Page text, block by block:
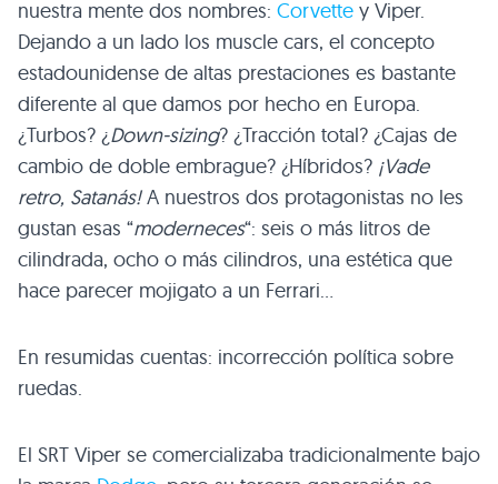
nuestra mente dos nombres: Corvette y Viper.
Dejando a un lado los muscle cars, el concepto
estadounidense de altas prestaciones es bastante
diferente al que damos por hecho en Europa.
¿Turbos? ¿Down-sizing? ¿Tracción total? ¿Cajas de
cambio de doble embrague? ¿Híbridos? ¡Vade
retro, Satanás!A nuestros dos protagonistas no les
gustan esas “moderneces“: seis o más litros de
cilindrada, ocho o más cilindros, una estética que
hace parecer mojigato a un Ferrari…
En resumidas cuentas: incorrección política sobre
ruedas.
El SRT Viper se comercializaba tradicionalmente bajo